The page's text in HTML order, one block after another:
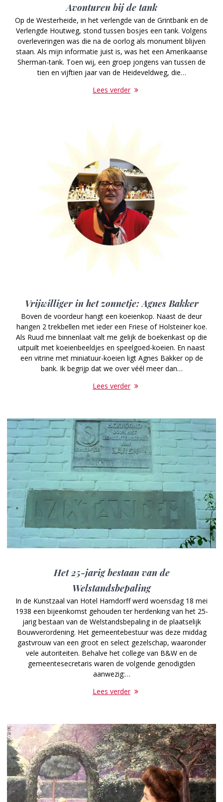
Avonturen bij de tank
Op de Westerheide, in het verlengde van de Grintbank en de
Verlengde Houtweg, stond tussen bosjes een tank. Volgens
overleveringen was die na de oorlog als monument blijven
staan. Als mijn informatie juist is, was het een Amerikaanse
Sherman-tank. Toen wij, een groep jongens van tussen de
tien en vijftien jaar van de Heideveldweg, die…
Lees verder
Vrijwilliger in het zonnetje: Agnes Bakker
Boven de voordeur hangt een koeienkop. Naast de deur
hangen 2 trekbellen met ieder een Friese of Holsteiner koe.
Als Ruud me binnenlaat valt me gelijk de boekenkast op die
uitpuilt met koeienbeeldjes en speelgoed-koeien. En naast
een vitrine met miniatuur-koeien ligt Agnes Bakker op de
bank. Ik begrijp dat we over véél meer dan…
Lees verder
Het 25-jarig bestaan van de
Welstandsbepaling
In de Kunstzaal van Hotel Hamdorff werd woensdag 18 mei
1938 een bijeenkomst gehouden ter herdenking van het 25-
jarig bestaan van de Welstandsbepaling in de plaatselijk
Bouwverordening. Het gemeentebestuur was deze middag
gastvrouw van een groot en select gezelschap, waaronder
vele autoriteiten. Behalve het college van B&W en de
gemeentesecretaris waren de volgende genodigden
aanwezig:…
Lees verder